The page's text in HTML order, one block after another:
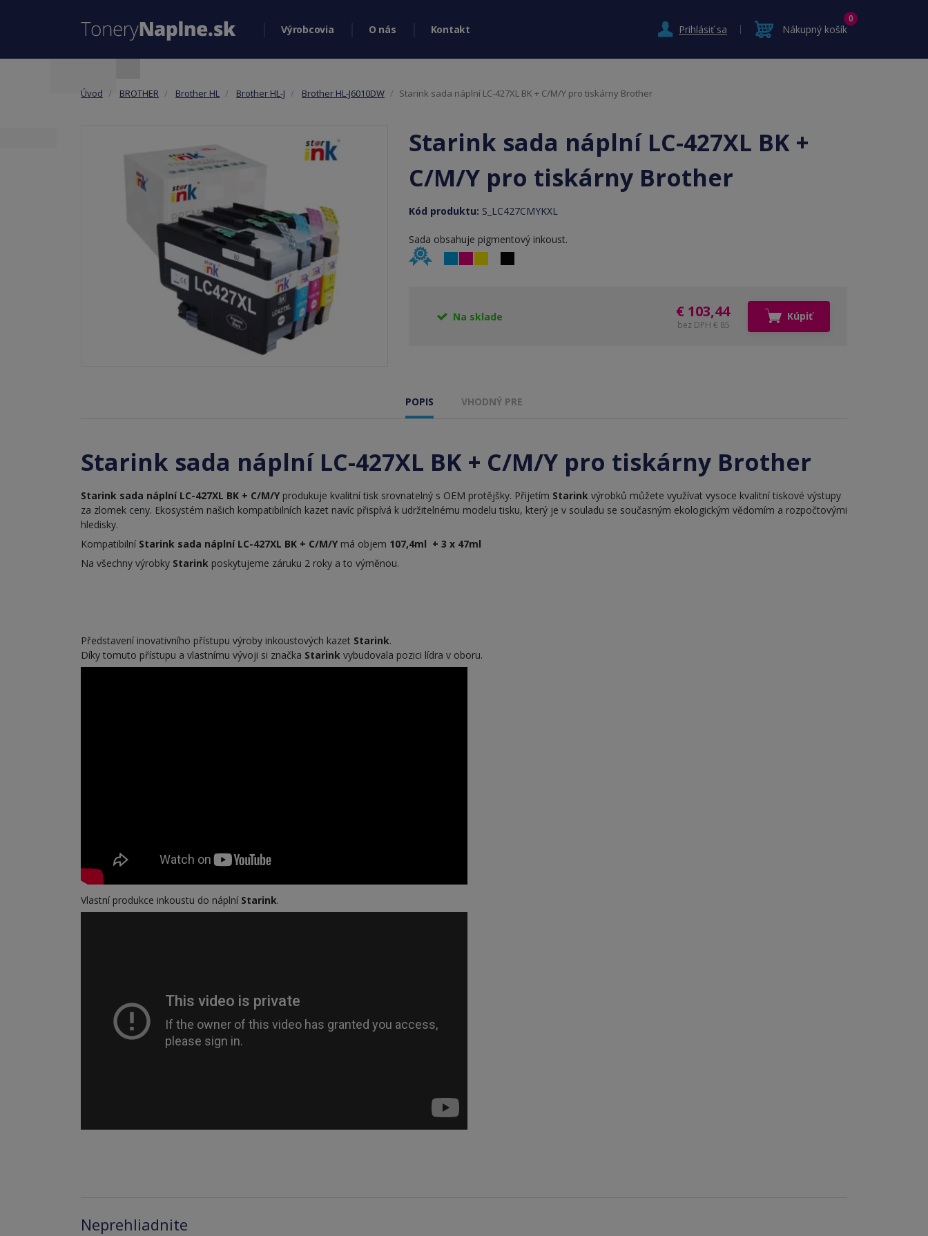
Výrobcovia O nás Kontakt Prihlásiť sa Nákupný košík
0
Úvod BROTHER Brother HL Brother HL-J Brother HL-J6010DW Starink sada náplní LC-427XL BK + C/M/Y pro tiskárny Brother
Starink sada náplní LC-427XL BK +
C/M/Y pro tiskárny Brother
Kód produktu: S_LC427CMYKXL
​​​​​​​Sada obsahuje pigmentový inkoust.
Na sklade € 103,44
bez DPH € 85
Kúpiť
POPIS VHODNÝ PRE
Starink sada náplní LC-427XL BK + C/M/Y pro tiskárny Brother
Starink sada náplní LC-427XL BK + C/M/Y produkuje kvalitní tisk srovnatelný s OEM protějšky. Přijetím Starink výrobků můžete využívat vysoce kvalitní tiskové výstupy
za zlomek ceny. Ekosystém našich kompatibilních kazet navíc přispívá k udržitelnému modelu tisku, který je v souladu se současným ekologickým vědomím a rozpočtovými
hledisky.
Kompatibilní Starink sada náplní LC-427XL BK + C/M/Y má objem 107,4ml + 3 x 47ml
Na všechny výrobky Starink poskytujeme záruku 2 roky a to výměnou.
Představení inovativního přístupu výroby inkoustových kazet Starink.
Díky tomuto přístupu a vlastnímu vývoji si značka Starink vybudovala pozici lídra v oboru.
Vlastní produkce inkoustu do náplní Starink.
Neprehliadnite